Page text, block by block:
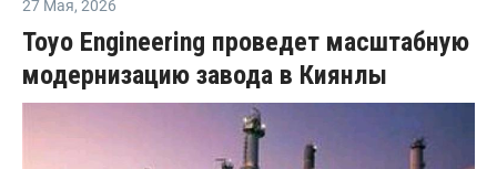
27 Мая, 2026
Toyo Engineering проведет масштабную
модернизацию завода в Киянлы